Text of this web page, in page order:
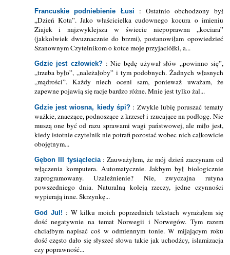
Francuskie podniebienie Łusi
: Ostatnio obchodzony był
„Dzień Kota”. Jako właścicielka cudownego kocura o imieniu
Ziajek i najzwyklejsza w świecie niepoprawna „kociara”
(jakkolwiek dwuznacznie do brzmi), postanowiłam opowiedzieć
Szanownym Czytelnikom o kotce moje przyjaciółki, a...
Gdzie jest człowiek?: Nie będę używał słów „powinno się”,
„trzeba było”, „należałoby” i tym podobnych. Żadnych własnych
„mądrości”. Każdy niech oceni sam, ponieważ uważam, że
zapewne pojawią się racje bardzo różne. Mnie jest tylko żal...
Gdzie jest wiosna, kiedy śpi? : Zwykle lubię poruszać tematy
ważkie, znaczące, podnoszące z krzeseł i rzucające na podłogę. Nie
muszą one być od razu sprawami wagi państwowej, ale miło jest,
kiedy istotnie czytelnik nie potrafi pozostać wobec nich całkowicie
obojętnym...
Gębon III tysiąclecia: Zauważyłem, że mój dzień zaczynam od
włączenia komputera. Automatycznie. Jakbym był biologicznie
zaprogramowany. Uzależnienie? Nie, zwyczajna rutyna
powszedniego dnia. Naturalną koleją rzeczy, jedne czynności
wypierają inne. Skrzynkę...
God Jul! : W kilku moich poprzednich tekstach wyrażałem się
dość negatywnie na temat Norwegii i Norwegów. Tym razem
chciałbym napisać coś w odmiennym tonie. W mijającym roku
dość często dało się słyszeć słowa takie jak uchodźcy, islamizacja
czy poprawność...